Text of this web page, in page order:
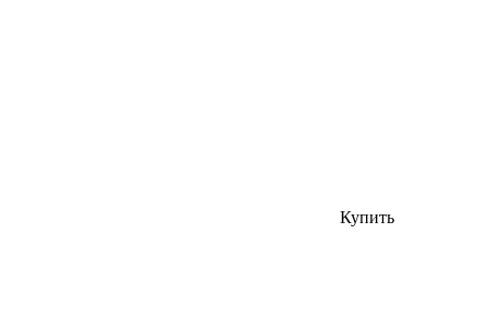
Купить